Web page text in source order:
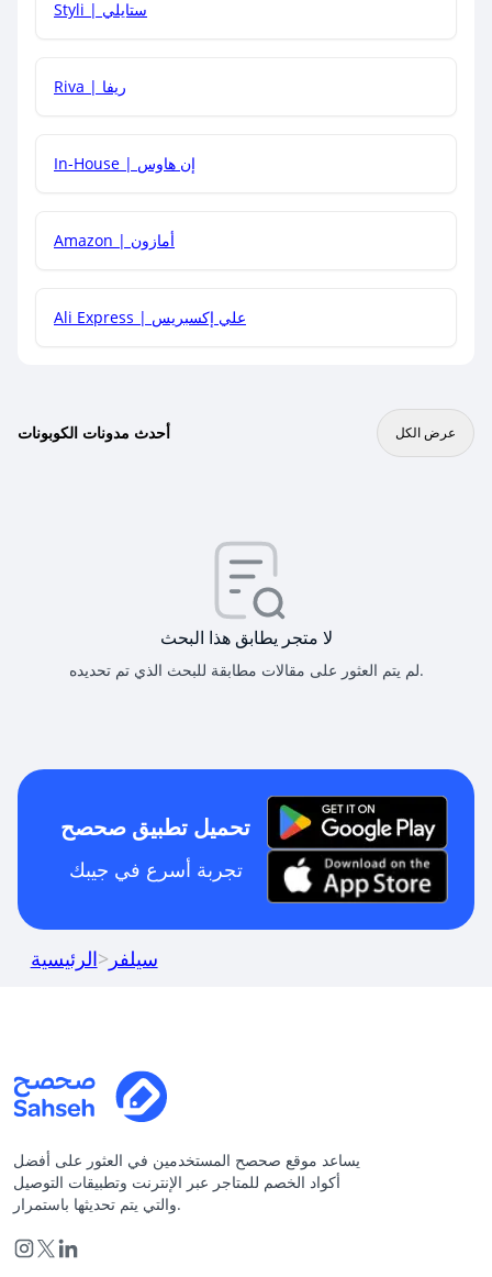
هل يمكنني جمع كود خصم مع العروض الأخرى؟
Styli | ستايلي
Riva | ريفا
In-House | إن هاوس
Amazon | أمازون
Ali Express | علي إكسبريس
أحدث مدونات الكوبونات عرض الكل
لا متجر يطابق هذا البحث
لم يتم العثور على مقالات مطابقة للبحث الذي تم تحديده.
تحميل تطبيق صحصح
تجربة أسرع في جيبك
الرئيسية> سيلفر
يساعد موقع صحصح المستخدمين في العثور على أفضل
أكواد الخصم للمتاجر عبر الإنترنت وتطبيقات التوصيل
والتي يتم تحديثها باستمرار.